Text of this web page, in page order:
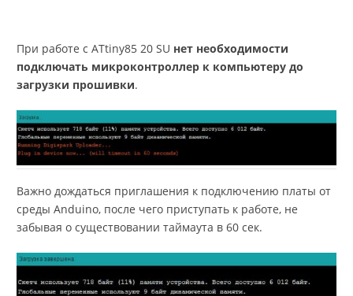
При работе с ATtiny85 20 SU нет необходимости
подключать микроконтроллер к компьютеру до
загрузки прошивки.
Важно дождаться приглашения к подключению платы от
среды Anduino, после чего приступать к работе, не
забывая о существовании таймаута в 60 сек.